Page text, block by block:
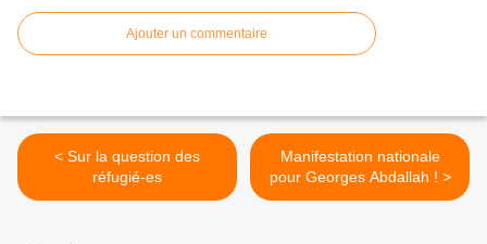
Ajouter un commentaire
< Sur la question des
réfugié-es
Manifestation nationale
pour Georges Abdallah ! >